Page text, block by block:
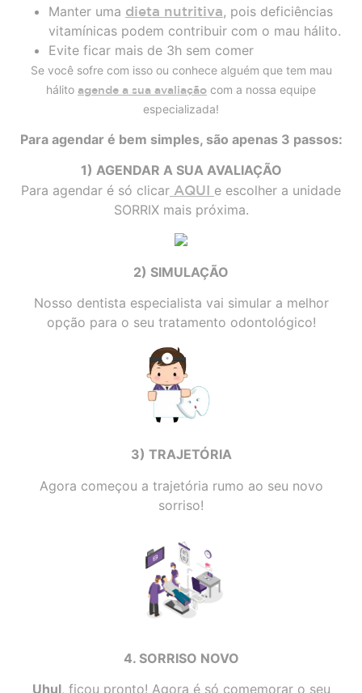
Manter uma dieta nutritiva, pois deficiências
vitamínicas podem contribuir com o mau hálito.
Evite ficar mais de 3h sem comer
Se você sofre com isso ou conhece alguém que tem mau
hálito agende a sua avaliação com a nossa equipe
especializada!
Para agendar é bem simples, são apenas 3 passos:
1) AGENDAR A SUA AVALIAÇÃO
Para agendar é só clicar AQUI e escolher a unidade
SORRIX mais próxima.
2) SIMULAÇÃO
Nosso dentista especialista vai simular a melhor
opção para o seu tratamento odontológico!
3) TRAJETÓRIA
Agora começou a trajetória rumo ao seu novo
sorriso!
4. SORRISO NOVO
Uhul, ficou pronto! Agora é só comemorar o seu